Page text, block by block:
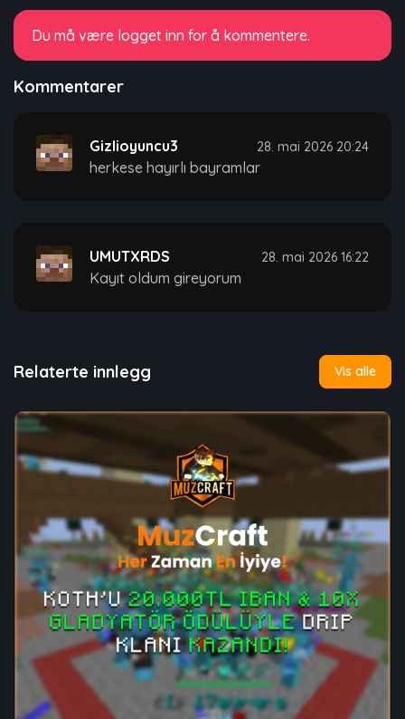
Du må være logget inn for å kommentere.
Kommentarer
Gizlioyuncu3 28. mai 2026 20:24
herkese hayırlı bayramlar
UMUTXRDS 28. mai 2026 16:22
Kayıt oldum gireyorum
Relaterte innlegg Vis alle